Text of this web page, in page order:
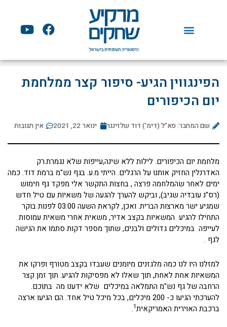
F
a
e
b
o
Y
o
t
u
b
הפינגווין הגיע- סיפור קצר ממלחמת
יום הכיפורים
שם המחבר: סא"ל (דימ') דוד שלזינגר ינואר 22, 2021 אין תגובות
מלחמת יום הכיפורים. לילות ללא שינה,עייפות שלא נגמרת.רק
האדרנלין החזיק אותנו על הרגלים. הייתי מ.ע. בגף נש"מ ברמת דוד. כמה
ימים לאחר שהמלחמה פרצה , בחצות התקשר אלי מפקד גף חימוש
(רס"נ עובדיה שגיב), וביקש להערך להגעה של משאיות עם טיל חדש
שמגיע ישר מארצות הברית. ואכן, לקראת השעה 03:00 לפנות בוקר
התחילו להגיע המשאיות בקצב אדיר, משאית אחרי משאית עמוסות
לעייפה במיכלים גדולים ולבנים, שתוך מספר דקות סתמו את הגישה
לגף .
למזלנו היו לנו כמה מלגזנים מיומנים שעבדו בקצב מטורף ופרקו את
המשאיות אחת לאחת, תוך שאלו לא מפסיקות להגיע. תוך זמן קצר
הרחבה של גף נש"מ התמלאה במיכלים שלא ידענו מה בתוכם.
להערכתי הגיעו כ- 200 מיכלים, בכל מיכל טיל אחד. הם הגיעו ארצה
ברכבת האוירית האמריקאית1
.